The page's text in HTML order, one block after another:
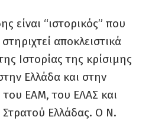
είναι “ιστορικός” που
αποκλειστικά
Ιστορίας της κρίσιμης
Ελλάδα και στην
ΕΑΜ, του ΕΛΑΣ και
Ελλάδας. Ο Ν.